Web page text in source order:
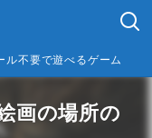
ル不要で遊べるゲーム
画の場所の